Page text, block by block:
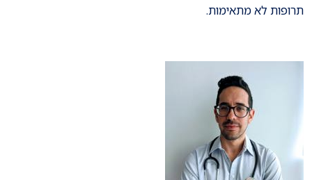
תרופות לא מתאימות.